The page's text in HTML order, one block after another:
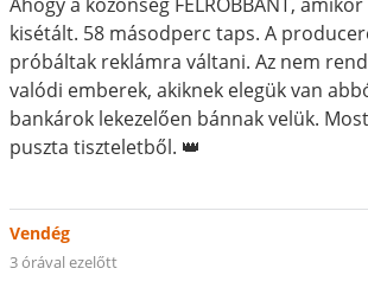
kisétált. 58 másodperc taps. A
próbáltak reklámra váltani. Az nem
valódi emberek, akiknek elegük van
bankárok lekezelően bánnak velük.
puszta tiszteletből. 👑
Vendég
3 órával ezelőtt